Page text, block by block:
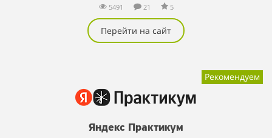
5491 21 5
Перейти на сайт
Рекомендуем
Яндекс Практикум